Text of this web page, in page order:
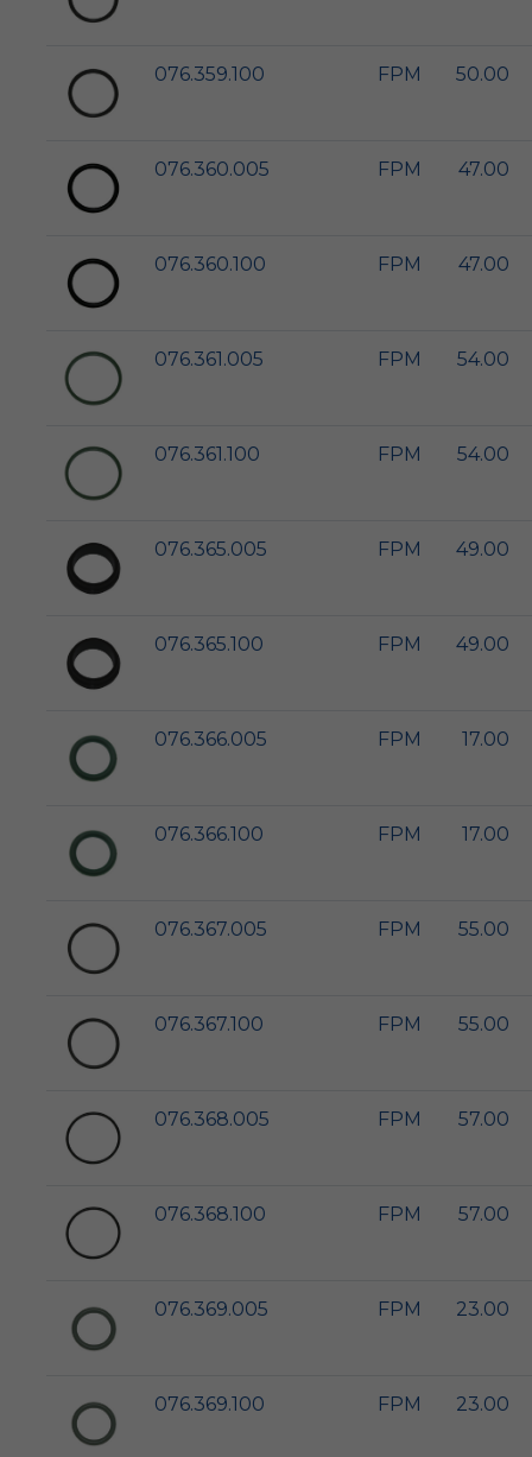
076.359.100 FPM 50.00
076.360.005 FPM 47.00
076.360.100 FPM 47.00
076.361.005 FPM 54.00
076.361.100 FPM 54.00
076.365.005 FPM 49.00
076.365.100 FPM 49.00
076.366.005 FPM 17.00
076.366.100 FPM 17.00
076.367.005 FPM 55.00
076.367.100 FPM 55.00
076.368.005 FPM 57.00
076.368.100 FPM 57.00
076.369.005 FPM 23.00
076.369.100 FPM 23.00